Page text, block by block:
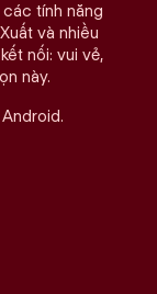
tính năng
và nhiều
nối: vui vẻ,
này.